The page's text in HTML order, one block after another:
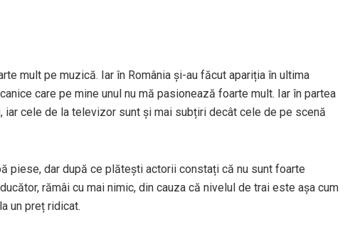
mult pe muzică. Iar în România și-au făcut apariția în ultima
care pe mine unul nu mă pasionează foarte mult. Iar în partea
cele de la televizor sunt și mai subțiri decât cele de pe scenă
piese, dar după ce plătești actorii constați că nu sunt foarte
rămâi cu mai nimic, din cauza că nivelul de trai este așa cum
un preț ridicat.